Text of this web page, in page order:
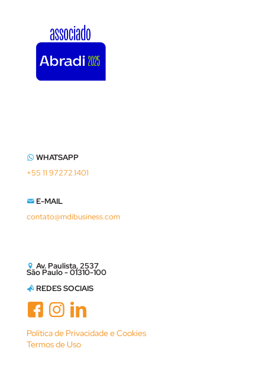
WHATSAPP
+55 11 97272.1401
E-MAIL
contato@mdibusiness.com
Av. Paulista, 2537
São Paulo - 01310-100
REDES SOCIAIS
Política de Privacidade e Cookies
Termos de Uso